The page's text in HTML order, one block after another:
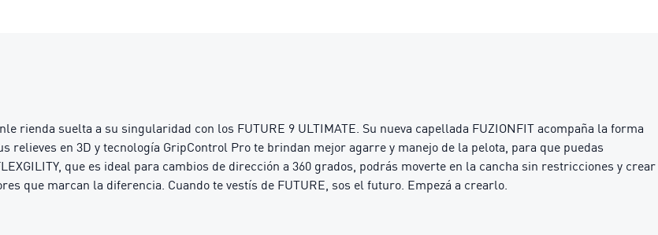
rienda suelta a su singularidad con los FUTURE 9 ULTIMATE. Su nueva capellada FUZIONFIT acompaña la forma
relieves en 3D y tecnología GripControl Pro te brindan mejor agarre y manejo de la pelota, para que puedas
que es ideal para cambios de dirección a 360 grados, podrás moverte en la cancha sin restricciones y crear
que marcan la diferencia. Cuando te vestís de FUTURE, sos el futuro. Empezá a crearlo.